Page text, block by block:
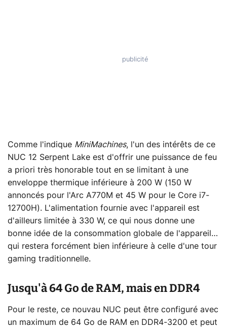
Comme l'indique MiniMachines, l'un des intérêts de ce
NUC 12 Serpent Lake est d'offrir une puissance de feu
a priori très honorable tout en se limitant à une
enveloppe thermique inférieure à 200 W (150 W
annoncés pour l'Arc A770M et 45 W pour le Core i7-
12700H). L'alimentation fournie avec l'appareil est
d'ailleurs limitée à 330 W, ce qui nous donne une
bonne idée de la consommation globale de l'appareil…
qui restera forcément bien inférieure à celle d'une tour
gaming traditionnelle.
Jusqu'à 64 Go de RAM, mais en DDR4
Pour le reste, ce nouvau NUC peut être configuré avec
un maximum de 64 Go de RAM en DDR4-3200 et peut